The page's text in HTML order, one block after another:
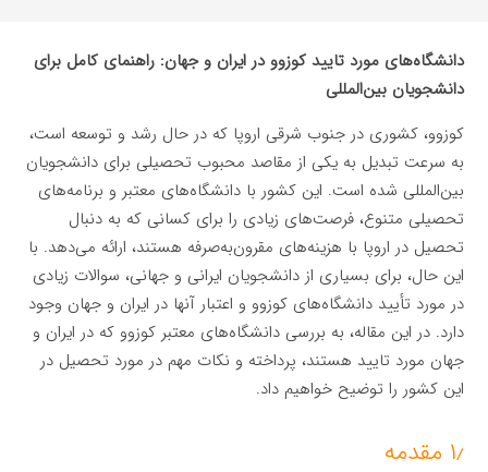
دانشگاه‌های مورد تایید کوزوو در ایران و جهان: راهنمای کامل برای
دانشجویان بین‌المللی
کوزوو، کشوری در جنوب شرقی اروپا که در حال رشد و توسعه است،
به سرعت تبدیل به یکی از مقاصد محبوب تحصیلی برای دانشجویان
بین‌المللی شده است. این کشور با دانشگاه‌های معتبر و برنامه‌های
تحصیلی متنوع، فرصت‌های زیادی را برای کسانی که به دنبال
تحصیل در اروپا با هزینه‌های مقرون‌به‌صرفه هستند، ارائه می‌دهد. با
این حال، برای بسیاری از دانشجویان ایرانی و جهانی، سوالات زیادی
در مورد تأیید دانشگاه‌های کوزوو و اعتبار آنها در ایران و جهان وجود
دارد. در این مقاله، به بررسی دانشگاه‌های معتبر کوزوو که در ایران و
جهان مورد تایید هستند، پرداخته و نکات مهم در مورد تحصیل در
این کشور را توضیح خواهیم داد.
۱٫ مقدمه